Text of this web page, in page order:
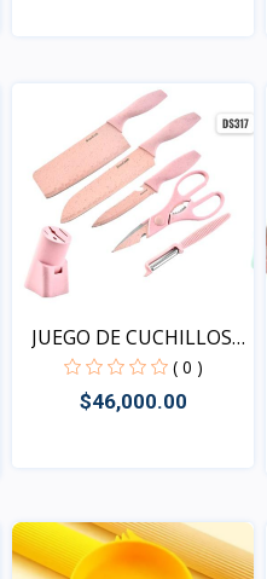
JUEGO DE CUCHILLOS
DS31...
( 0 )
$46,000.00